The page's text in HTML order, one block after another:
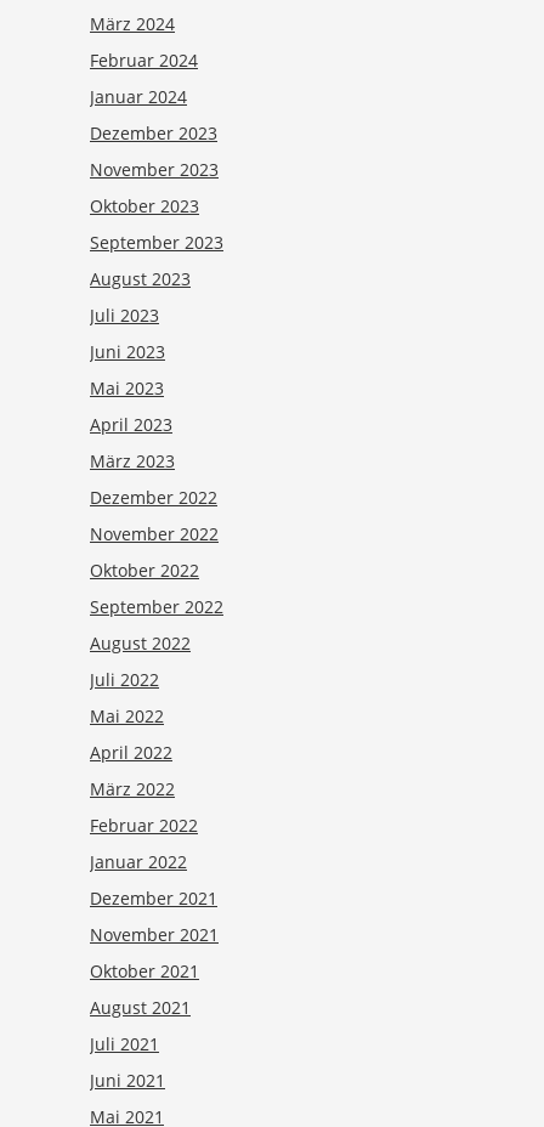
März 2024
Februar 2024
Januar 2024
Dezember 2023
November 2023
Oktober 2023
September 2023
August 2023
Juli 2023
Juni 2023
Mai 2023
April 2023
März 2023
Dezember 2022
November 2022
Oktober 2022
September 2022
August 2022
Juli 2022
Mai 2022
April 2022
März 2022
Februar 2022
Januar 2022
Dezember 2021
November 2021
Oktober 2021
August 2021
Juli 2021
Juni 2021
Mai 2021